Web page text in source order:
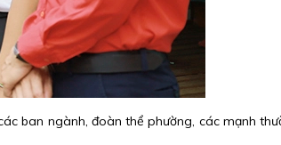
ban ngành, đoàn thể phường, các mạnh